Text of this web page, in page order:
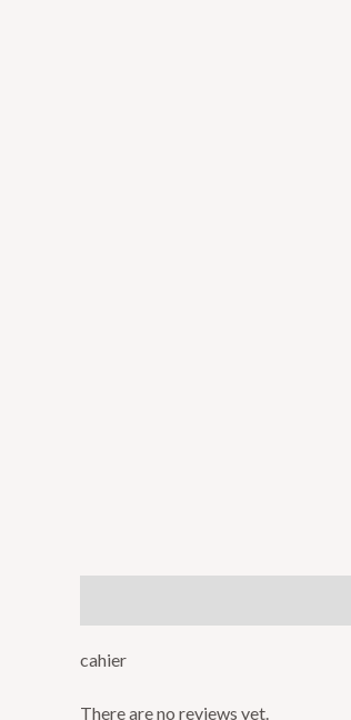
cahier
There are no reviews yet.